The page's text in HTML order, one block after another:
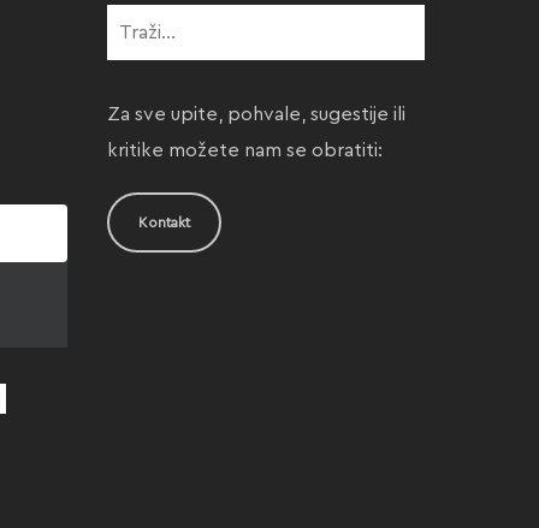
Za sve upite, pohvale, sugestije ili
kritike možete nam se obratiti:
Kontakt